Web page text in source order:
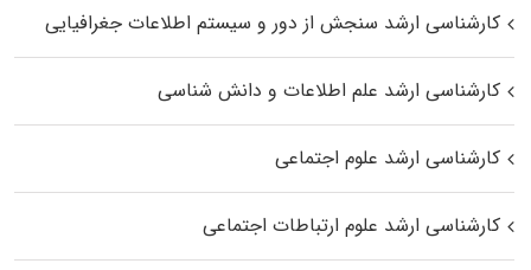
کارشناسی ارشد سنجش از دور و سیستم اطلاعات جغرافیایی
کارشناسی ارشد علم اطلاعات و دانش شناسی
کارشناسی ارشد علوم اجتماعی
کارشناسی ارشد علوم ارتباطات اجتماعی